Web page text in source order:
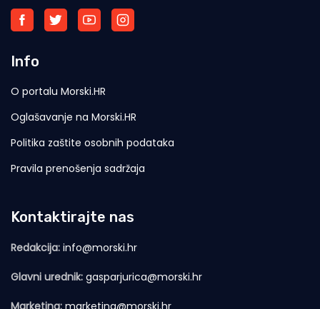
Info
O portalu Morski.HR
Oglašavanje na Morski.HR
Politika zaštite osobnih podataka
Pravila prenošenja sadržaja
Kontaktirajte nas
Redakcija: info@morski.hr
Glavni urednik: gasparjurica@morski.hr
Marketing: marketing@morski.hr